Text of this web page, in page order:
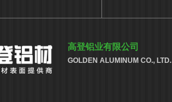
高登铝业有限公司
GOLDEN ALUMINUM CO., LTD.